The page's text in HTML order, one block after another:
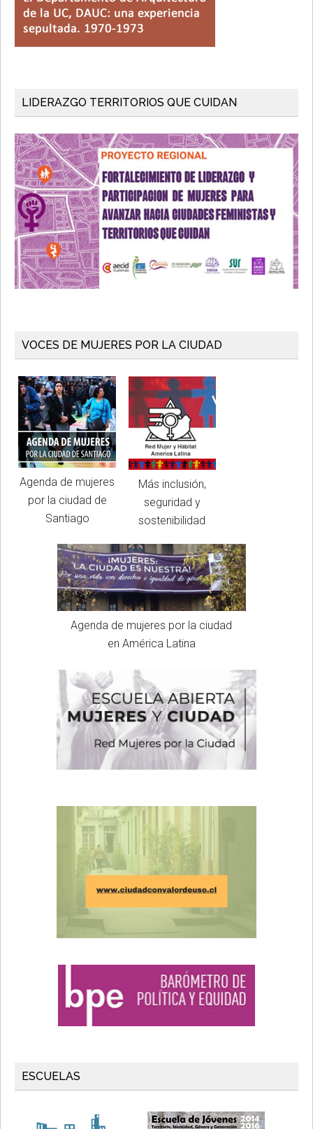
LIDERAZGO TERRITORIOS QUE CUIDAN
VOCES DE MUJERES POR LA CIUDAD
Agenda de mujeres
por la ciudad de
Santiago
Más inclusión,
seguridad y
sostenibilidad
Agenda de mujeres por la ciudad
en América Latina
ESCUELAS